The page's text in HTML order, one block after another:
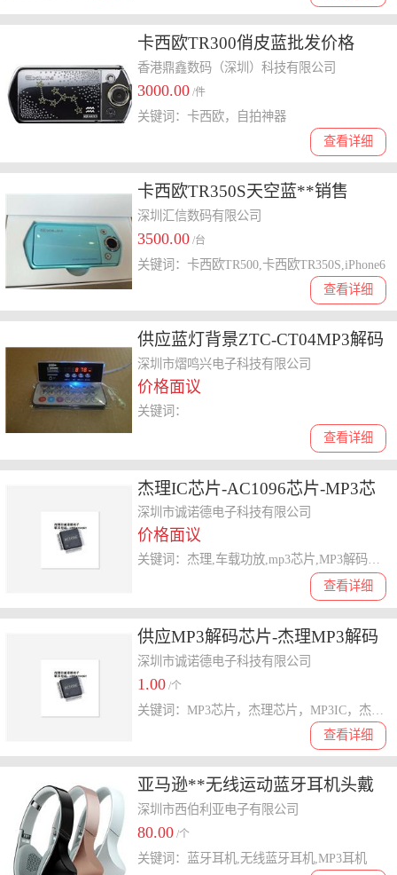
卡西欧TR300俏皮蓝批发价格
香港鼎鑫数码（深圳）科技有限公司
3000.00 /件
查看详细
关键词：卡西欧，自拍神器
卡西欧TR350S天空蓝**销售
深圳汇信数码有限公司
3500.00 /台
查看详细
关键词：卡西欧TR500,卡西欧TR350S,iPhone6
供应蓝灯背景ZTC-CT04MP3解码
板/MP3模块/插卡音箱时钟解码板
深圳市熠鸣兴电子科技有限公司
价格面议
查看详细
关键词：
杰理IC芯片-AC1096芯片-MP3芯
片
深圳市诚诺德电子科技有限公司
价格面议
查看详细
关键词：杰理,车载功放,mp3芯片,MP3解码板,MP3IC
供应MP3解码芯片-杰理MP3解码
芯片-MP3解码单片机
深圳市诚诺德电子科技有限公司
1.00 /个
查看详细
亚马逊**无线运动蓝牙耳机头戴
式折叠手机电脑蓝牙耳机跨境批
发
深圳市西伯利亚电子有限公司
80.00 /个
关键词：蓝牙耳机,无线蓝牙耳机,MP3耳机